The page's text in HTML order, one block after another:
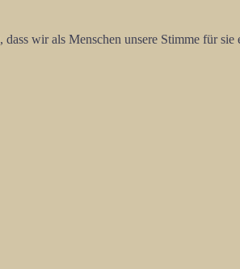
wir als Menschen unsere Stimme für sie